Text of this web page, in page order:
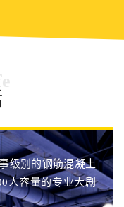
级别的钢筋混凝土
人容量的专业大剧